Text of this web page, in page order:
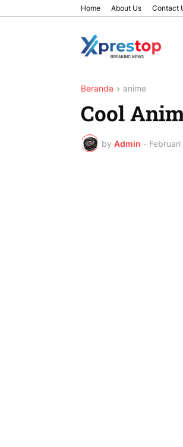
Home About Us Contact
Beranda anime
Cool
by Admin -